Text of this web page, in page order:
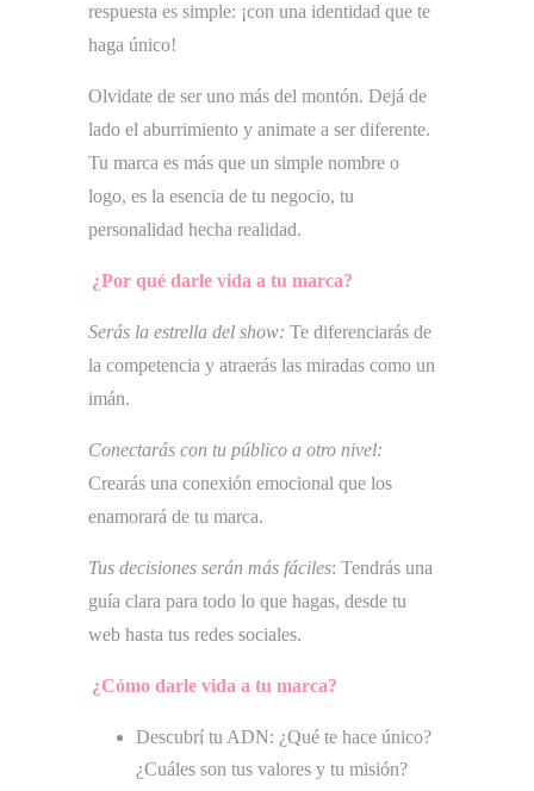
respuesta es simple: ¡con una identidad que te
haga único!
Olvidate de ser uno más del montón. Dejá de
lado el aburrimiento y animate a ser diferente.
Tu marca es más que un simple nombre o
logo, es la esencia de tu negocio, tu
personalidad hecha realidad.
¿Por qué darle vida a tu marca?
Serás la estrella del show: Te diferenciarás de
la competencia y atraerás las miradas como un
imán.
Conectarás con tu público a otro nivel:
Crearás una conexión emocional que los
enamorará de tu marca.
Tus decisiones serán más fáciles: Tendrás una
guía clara para todo lo que hagas, desde tu
web hasta tus redes sociales.
¿Cómo darle vida a tu marca?
Descubrí tu ADN: ¿Qué te hace único?
¿Cuáles son tus valores y tu misión?